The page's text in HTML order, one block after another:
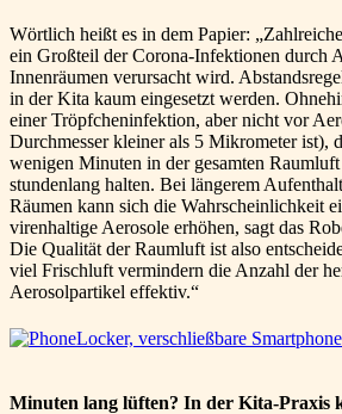
Wörtlich heißt es in dem Papier:
ein Großteil der Corona-Infektionen durch
Innenräumen verursacht wird.
in der Kita kaum eingesetzt werden.
einer Tröpfcheninfektion, aber nicht vor
Durchmesser kleiner als 5 Mikrometer ist),
wenigen Minuten in der gesamten
stundenlang halten. Bei längerem
Räumen kann sich die Wahrscheinlichkeit
virenhaltige Aerosole erhöhen, sagt das
Die Qualität der Raumluft ist also
viel Frischluft vermindern die Anzahl der
Aerosolpartikel effektiv.“
Minuten lang lüften? In der Kita-Praxis